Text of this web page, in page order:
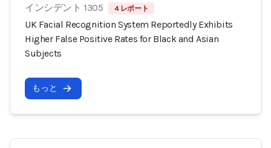
インシデント 1305 4 レポート
UK Facial Recognition System Reportedly Exhibits
Higher False Positive Rates for Black and Asian
Subjects
もっと